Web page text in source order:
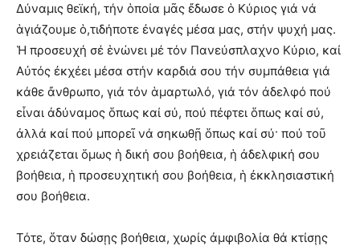
Δύναμις θεϊκή, τήν ὁποία μᾶς ἔδωσε ὁ Κύριος γιά νά
ἁγιάζουμε ὁ,τιδήποτε ἐναγές μέσα μας, στήν ψυχή μας.
Ἡ προσευχή σέ ἑνώνει μέ τόν Πανεύσπλαχνο Κύριο, καί
Αὐτός ἐκχέει μέσα στήν καρδιά σου τήν συμπάθεια γιά
κάθε ἄνθρωπο, γιά τόν ἁμαρτωλό, γιά τόν ἀδελφό πού
εἶναι ἀδύναμος ὅπως καί σύ, πού πέφτει ὅπως καί σύ,
ἀλλά καί πού μπορεῖ νά σηκωθῇ ὅπως καί σύ· πού τοῦ
χρειάζεται ὅμως ἡ δική σου βοήθεια, ἡ ἀδελφική σου
βοήθεια, ἡ προσευχητική σου βοήθεια, ἡ ἐκκλησιαστική
σου βοήθεια.
Τότε, ὅταν δώσῃς βοήθεια, χωρίς ἀμφιβολία θά κτίσῃς